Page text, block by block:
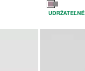
UDRŽATEĽNÉ